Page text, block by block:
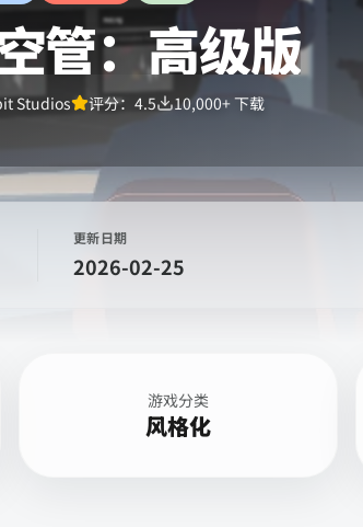
管：高级版
Studios 评分： 4.5 10,000+下载
更新日期
2026-02-25
游戏分类
风格化